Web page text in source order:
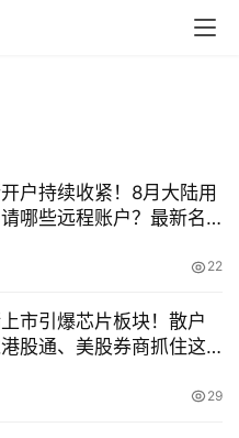
户持续收紧！8月大陆用
哪些远程账户？最新名
22
市引爆芯片板块！散户
股通、美股券商抓住这
29